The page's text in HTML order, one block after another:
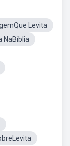
Levita
NaBíblia